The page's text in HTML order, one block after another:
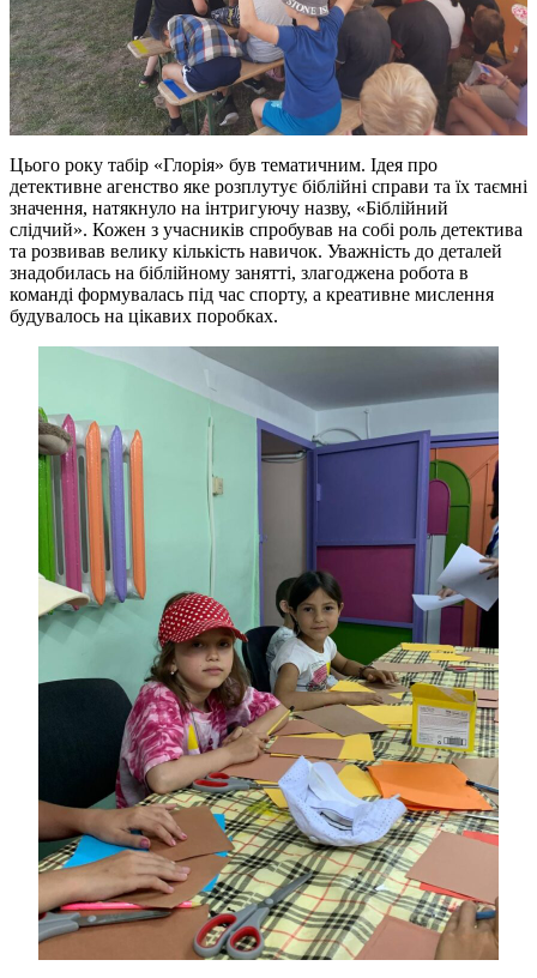
Цього року табір «Глорія» був тематичним. Ідея про
детективне агенство яке розплутує біблійні справи та їх таємні
значення, натякнуло на інтригуючу назву, «Біблійний
слідчий». Кожен з учасників спробував на собі роль детектива
та розвивав велику кількість навичок. Уважність до деталей
знадобилась на біблійному занятті, злагоджена робота в
команді формувалась під час спорту, а креативне мислення
будувалось на цікавих поробках.